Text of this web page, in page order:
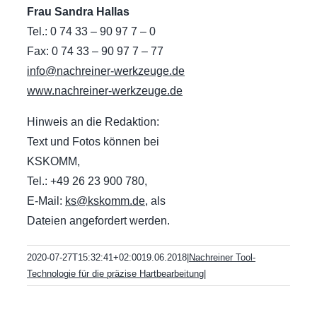
Frau Sandra Hallas
Tel.: 0 74 33 – 90 97 7 – 0
Fax: 0 74 33 – 90 97 7 – 77
info@nachreiner-werkzeuge.de
www.nachreiner-werkzeuge.de
Hinweis an die Redaktion:
Text und Fotos können bei
KSKOMM,
Tel.: +49 26 23 900 780,
E-Mail: ks@kskomm.de, als
Dateien angefordert werden.
2020-07-27T15:32:41+02:0019.06.2018 Nachreiner Tool-
Technologie für die präzise Hartbearbeitung